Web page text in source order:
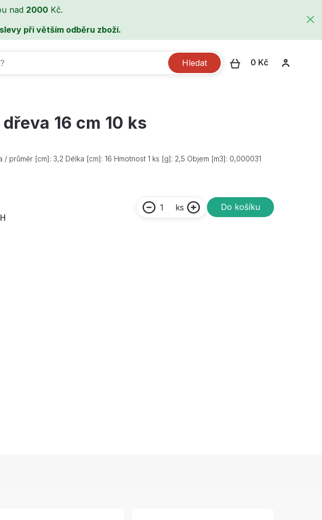
nad 2000 Kč.
při větším odběru zboží.
Hledat 0 Kč
16 cm 10 ks
/ průměr [cm]: 3,2 Délka [cm]: 16 Hmotnost 1 ks [g]: 2,5 Objem [m3]: 0,000031
ks Do košíku